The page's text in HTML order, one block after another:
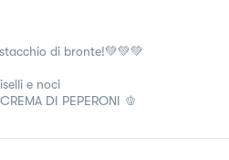
di bronte!💚💚💚
e noci
DI PEPERONI 🫑